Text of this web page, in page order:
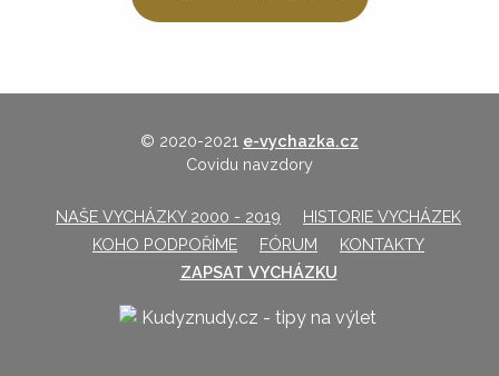
© 2020-2021 e-vychazka.cz
Covidu navzdory
NAŠE VYCHÁZKY 2000 - 2019
HISTORIE VYCHÁZEK
KOHO PODPOŘÍME
FÓRUM
KONTAKTY
ZAPSAT VYCHÁZKU